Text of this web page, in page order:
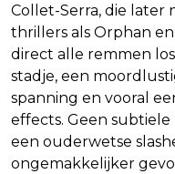
Collet-Serra, die later
thrillers als Orphan
direct alle remmen
stadje, een
spanning en vooral
effects. Geen subtiele
een ouderwetse
ongemakkelijker